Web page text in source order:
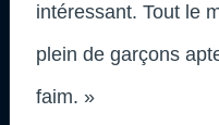
intéressant. Tout le
plein de garçons
faim. »